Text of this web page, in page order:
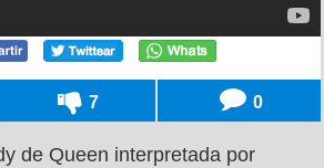
7 0
de Queen interpretada por